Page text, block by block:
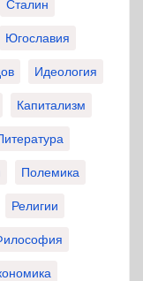
Сталин
Югославия
Идеология
Капитализм
Полемика
Религии